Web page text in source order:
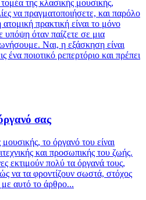
της κλασικής μουσικής,
να πραγματοποιήσετε, και παρόλο
πρακτική είναι το μόνο
υπόψη όταν παίζετε σε μια
Ναι, η εξάσκηση είναι
ένα ποιοτικό ρεπερτόριο και πρέπει
σας
το όργανό του είναι
και προσωπικής του ζωής.
εκτιμούν πολύ τα όργανά τους,
να τα φροντίζουν σωστά, στόχος
αυτό το άρθρο...